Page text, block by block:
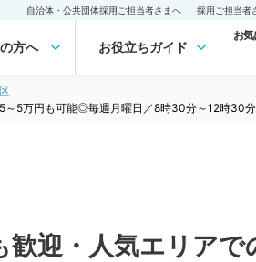
自治体・公共団体採用ご担当者さまへ 採用ご担当者
方へ お役立ちガイド
お
～5万円も可能◎毎週月曜日／8時30分～12時
歓迎・人気エリア